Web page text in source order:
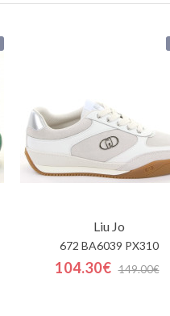
Liu Jo
672 BA6039 PX310
104.30€ 149.00€